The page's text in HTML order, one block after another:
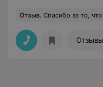
Отзыв. Спасибо за то,
Отзывы